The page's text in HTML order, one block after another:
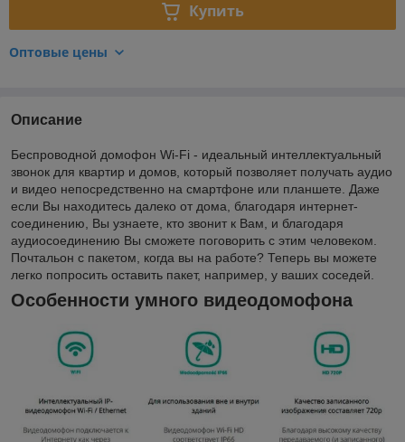
Купить
Оптовые цены
Описание
Беспроводной домофон Wi-Fi - идеальный интеллектуальный
звонок для квартир и домов, который позволяет получать аудио
и видео непосредственно на смартфоне или планшете. Даже
если Вы находитесь далеко от дома, благодаря интернет-
соединению, Вы узнаете, кто звонит к Вам, и благодаря
аудиосоединению Вы сможете поговорить с этим человеком.
Почтальон с пакетом, когда вы на работе? Теперь вы можете
легко попросить оставить пакет, например, у ваших соседей.
Особенности умного видеодомофона